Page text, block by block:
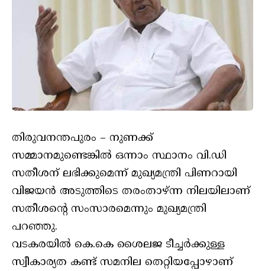
തിരുവനന്തപുരം – നുണക്ക്
സമ്മാനമുണ്ടെങ്കില്‍ ഒന്നാം സ്ഥാനം വി.ഡി
സതീശന് ലഭിക്കുമെന്ന് മുഖ്യമന്ത്രി പിണറായി
വിജയന്‍ അടുത്തിടെ തരംതാഴ്ന്ന നിലയിലാണ്
സതീശന്റെ സംസാരമെന്നും മുഖ്യമന്ത്രി
പറഞ്ഞു.
വടകരയില്‍ കെ.കെ ശൈലജ ടീച്ചര്‍ക്കുള്ള
സ്വീകാര്യത കണ്ട് സമനില തെറ്റിയപ്പോഴാണ്